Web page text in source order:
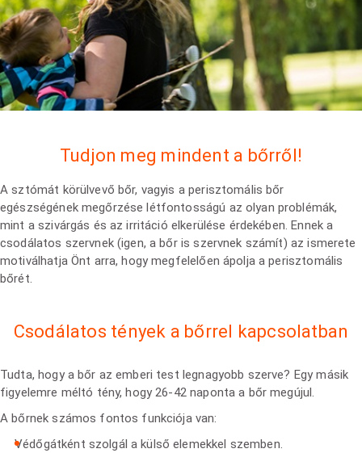
Tudjon meg mindent a bőrről!
A sztómát körülvevő bőr, vagyis a perisztomális bőr
egészségének megőrzése létfontosságú az olyan problémák,
mint a szivárgás és az irritáció elkerülése érdekében. Ennek a
csodálatos szervnek (igen, a bőr is szervnek számít) az ismerete
motiválhatja Önt arra, hogy megfelelően ápolja a perisztomális
bőrét.
Csodálatos tények a bőrrel kapcsolatban
Tudta, hogy a bőr az emberi test legnagyobb szerve? Egy másik
figyelemre méltó tény, hogy 26-42 naponta a bőr megújul.
A bőrnek számos fontos funkciója van:
Védőgátként szolgál a külső elemekkel szemben.